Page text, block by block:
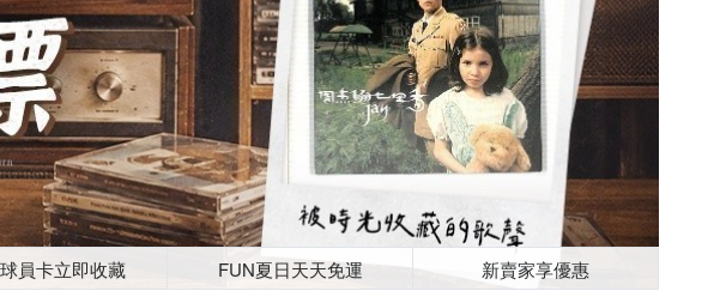
員卡立即收藏 FUN夏日天天免運 新賣家享優惠